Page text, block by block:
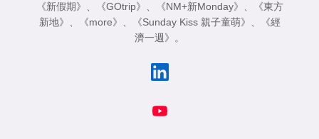
《新假期》
《GOtrip》 《NM+新Monday》
《東方
新地》
《more》 《Sunday Kiss 親子童萌》
《經
濟一週》
。